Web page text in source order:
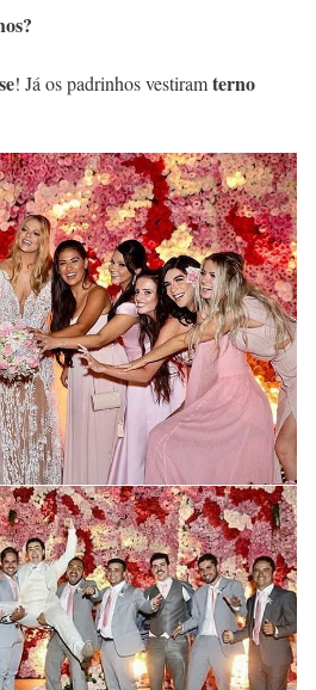
! Já os padrinhos vestiramterno